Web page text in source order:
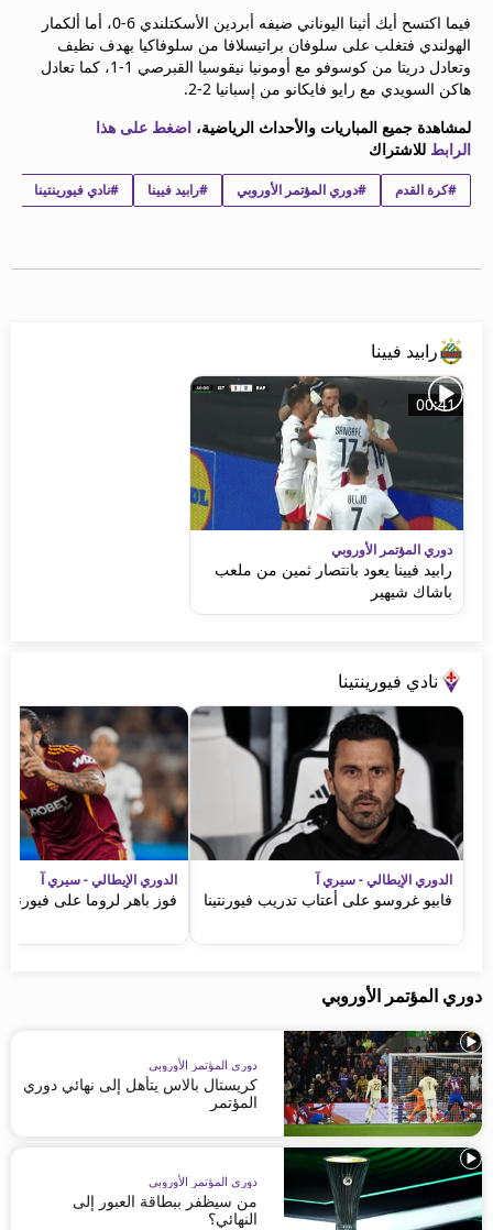
فيما اكتسح أيك أثينا اليوناني ضيفه أبردين الأسكتلندي 6-0، أما ألكمار
الهولندي فتغلب على سلوفان براتيسلافا من سلوفاكيا بهدف نظيف
وتعادل دريتا من كوسوفو مع أومونيا نيقوسيا القبرصي 1-1، كما تعادل
هاكن السويدي مع رايو فايكانو من إسبانيا 2-2.
لمشاهدة جميع المباريات والأحداث الرياضية، اضغط على هذا
الرابط للاشتراك
#كرة القدم #دوري المؤتمر الأوروبي #رابيد فيينا #نادي فيورينتينا
رابيد فيينا
00:41
دوري المؤتمر الأوروبي
رابيد فيينا يعود بانتصار ثمين من ملعب
باشاك شيهير
نادي فيورينتينا
الدوري الإيطالي - سيري آ
فابيو غروسو على أعتاب تدريب فيورنتينا
الدوري الإيطالي - سيري آ
فوز باهر لروما على فيورنتينا
دوري المؤتمر الأوروبي
دوري المؤتمر الأوروبي
كريستال بالاس يتأهل إلى نهائي دوري
المؤتمر
دوري المؤتمر الأوروبي
من سيظفر ببطاقة العبور إلى
النهائي؟